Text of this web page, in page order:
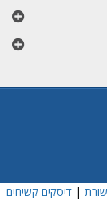
|דיסקים קשיחים